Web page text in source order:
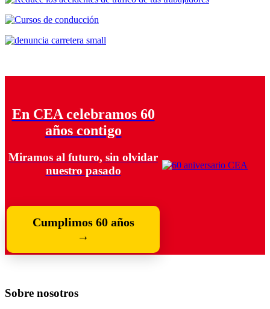
En CEA celebramos 60
años contigo
Miramos al futuro, sin olvidar
nuestro pasado
Cumplimos 60 años
→
Sobre nosotros